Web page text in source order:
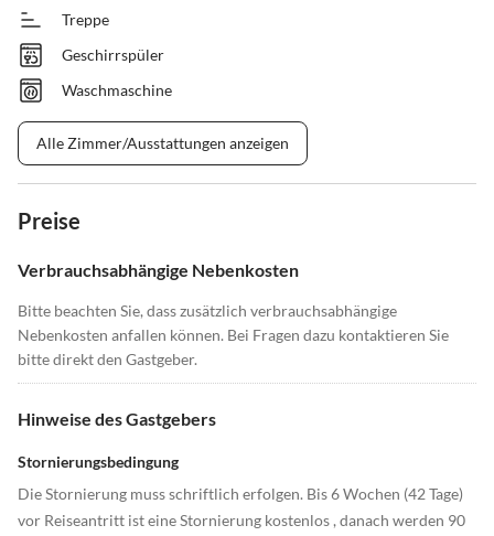
Treppe
Geschirrspüler
Waschmaschine
Alle Zimmer/Ausstattungen anzeigen
Preise
Verbrauchsabhängige Nebenkosten
Bitte beachten Sie, dass zusätzlich verbrauchsabhängige
Nebenkosten anfallen können. Bei Fragen dazu kontaktieren Sie
bitte direkt den Gastgeber.
Hinweise des Gastgebers
Stornierungsbedingung
Die Stornierung muss schriftlich erfolgen. Bis 6 Wochen (42 Tage)
vor Reiseantritt ist eine Stornierung kostenlos , danach werden 90